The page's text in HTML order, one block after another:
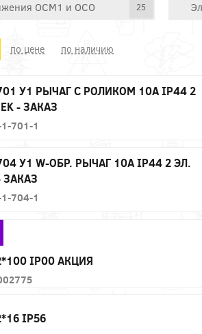
ОСМ1 и ОСО 25
по цене по наличию
У1 РЫЧАГ С РОЛИКОМ 10А IP44 2
- ЗАКАЗ
1-701-1
У1 W-ОБР. РЫЧАГ 10А IP44 2 ЭЛ.
ЗАКАЗ
1-704-1
IP00 АКЦИЯ
IP56